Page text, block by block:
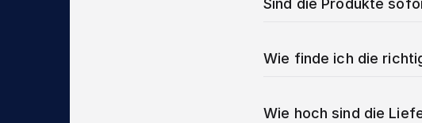
Sind die Produkte
Wie finde ich die
Wie hoch sind die